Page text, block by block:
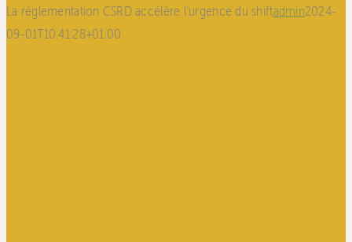
La réglementation CSRD accélère l’urgence du shiftadmin2024-
09-01T10:41:28+01:00